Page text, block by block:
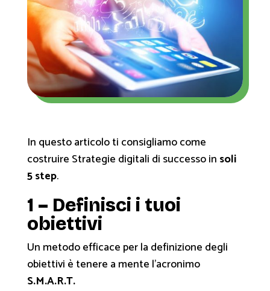
In questo articolo ti consigliamo come
costruire Strategie digitali di successo in soli
5 step.
1 – Definisci i tuoi
obiettivi
Un metodo efficace per la definizione degli
obiettivi è tenere a mente l’acronimo
S.M.A.R.T.